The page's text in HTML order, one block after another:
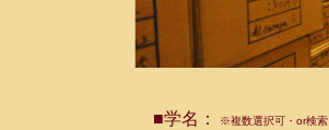
■学名： ※複数選択可・or検索